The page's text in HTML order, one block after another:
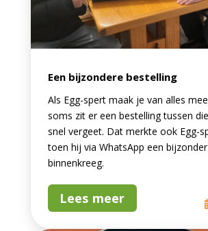
Een bijzondere bestelling
Als Egg-spert maak je van alles
soms zit er een bestelling tussen
snel vergeet. Dat merkte ook Egg-
toen hij via WhatsApp een
binnenkreeg.
Lees meer